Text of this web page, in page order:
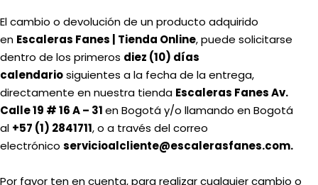
El cambio o devolución de un producto adquirido
en Escaleras Fanes | Tienda Online, puede solicitarse
dentro de los primeros diez (10) días
calendariosiguientes a la fecha de la entrega,
directamente en nuestra tienda Escaleras Fanes Av.
Calle 19 # 16 A – 31en Bogotá y/o llamando en Bogotá
al +57 (1) 2841711, o a través del correo
electrónico servicioalcliente@escalerasfanes.com.
Por favor ten en cuenta, para realizar cualquier cambio o